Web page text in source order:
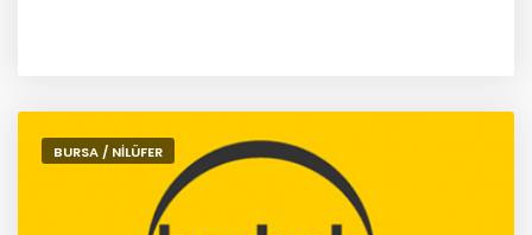
BURSA / NİLÜFER